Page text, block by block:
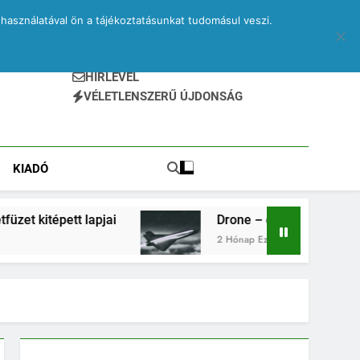
HÍRLEVÉL
VÉLETLENSZERŰ ÚJDONSÁG
KIADÓ
lapjai Drone – egy elveszett jegyzetfüzet
2 Hónap Ezelőtt
ön a tájékoztatásunkat tudomásul veszi.